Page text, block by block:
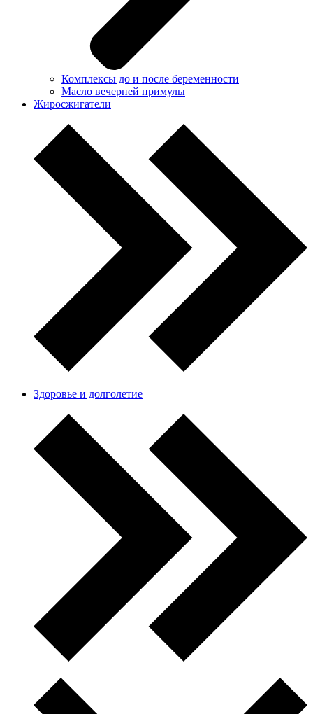
Комплексы до и после беременности
Масло вечерней примулы
Жиросжигатели
Здоровье и долголетие